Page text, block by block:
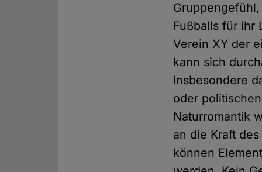
Fußballs für ihr
Verein XY der
kann sich
Insbesondere
oder
Naturromantik
an die Kraft
können